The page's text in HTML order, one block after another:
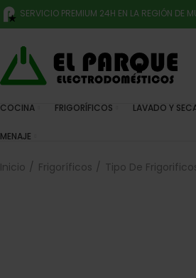
SERVICIO PREMIUM 24H EN LA REGIÓN DE
COCINA FRIGORÍFICOS LAVADO Y
MENAJE
Inicio Frigoríficos Tipo De